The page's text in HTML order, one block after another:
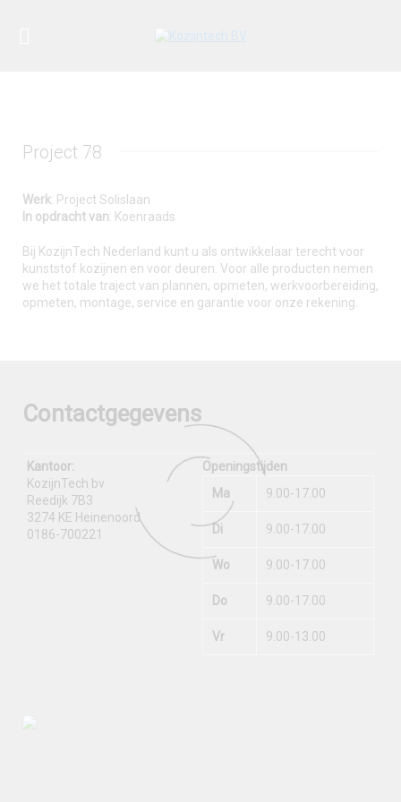
Project 78
Werk: Project Solislaan
In opdracht van: Koenraads
Bij KozijnTech Nederland kunt u als ontwikkelaar terecht voor
kunststof kozijnen en voor deuren. Voor alle producten nemen
we het totale traject van plannen, opmeten, werkvoorbereiding,
opmeten, montage, service en garantie voor onze rekening.
Contactgegevens
Kantoor:
KozijnTech bv
Reedijk 7B3
3274 KE Heinenoord
0186-700221
Openingstijden
Ma
9.00-17.00
Di 9.00-17.00
Wo 9.00-17.00
Do 9.00-17.00
Vr 9.00-13.00